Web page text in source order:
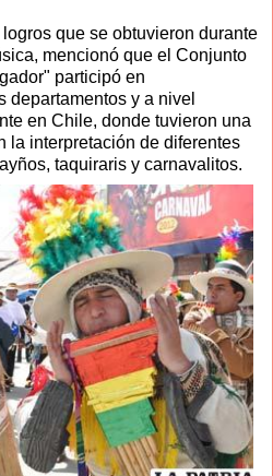
que se obtuvieron durante
mencionó que el Conjunto
participó en
departamentos y a nivel
en Chile, donde tuvieron una
la interpretación de diferentes
taquiraris y carnavalitos.